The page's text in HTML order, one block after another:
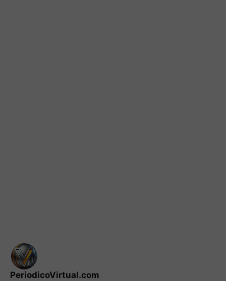
PeriodicoVirtual.com